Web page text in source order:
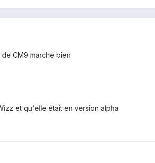
CM9 marche bien
et qu'elle était en version alpha